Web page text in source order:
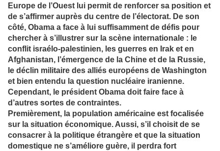
Europe de l’Ouest lui permit de renforcer sa position et
de s’affirmer auprès du centre de l’électorat. De son
côté, Obama a face à lui suffisamment de défis pour
chercher à s’illustrer sur la scène internationale : le
conflit israélo-palestinien, les guerres en Irak et en
Afghanistan, l’émergence de la Chine et de la Russie,
le déclin militaire des alliés européens de Washington
et bien entendu la question nucléaire iranienne.
Cependant, le président Obama doit faire face à
d’autres sortes de contraintes.
Premièrement, la population américaine est focalisée
sur la situation économique. Aussi, s’il choisit de se
consacrer à la politique étrangère et que la situation
domestique ne s’améliore guère, il perdra fort